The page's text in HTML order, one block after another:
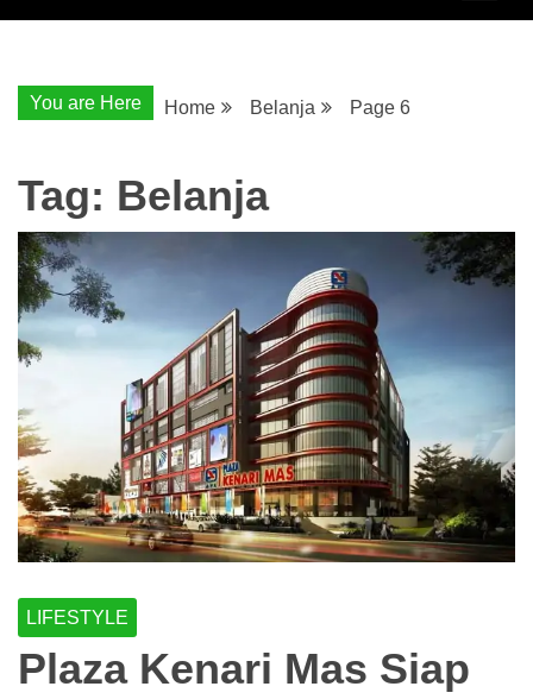
You are Here Home Belanja Page 6
Tag: Belanja
LIFESTYLE
Plaza Kenari Mas Siap